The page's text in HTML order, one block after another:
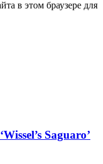
в этом браузере для
Saguaro’